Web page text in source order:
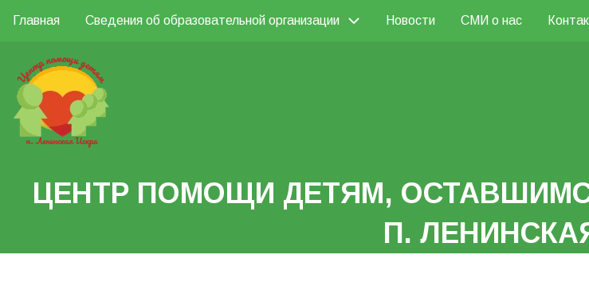
Перейти
основному
содержанию
Search
Основная
навигация
Главная Сведения об образовательной организации Новости СМИ о нас
ЦЕНТР ПОМОЩИ ДЕТЯМ,
П.